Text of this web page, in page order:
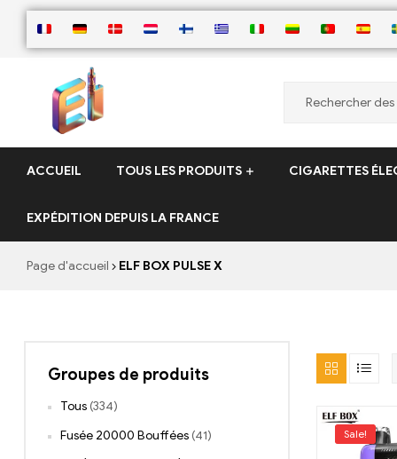
ElementVape.de
ACCUEIL TOUS LES PRODUITS CIGARETTES
EXPÉDITION DEPUIS LA FRANCE
Page d'accueil ELF BOX PULSE X
Sale!
Groupes de produits
Tous (334)
Fusée 20000 Bouffées (41)